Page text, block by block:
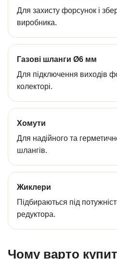
Для захисту форсунок і
виробника.
Газові шланги Ø6 мм
Для підключення виходів
колекторі.
Хомути
Для надійного та
шлангів.
Жиклери
Підбираються під
редуктора.
Чому варто